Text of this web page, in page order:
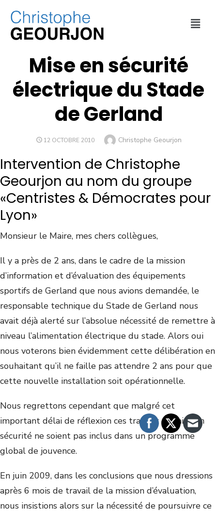
COLLECTIVITÉ CULTURE ET SPORT
URBANISME,
Mise en sécurité
électrique du Stade
de Gerland
12 OCTOBRE 2010 Christophe Geourjon
Intervention de Christophe
Geourjon au nom du groupe
«Centristes & Démocrates pour
Lyon»
Monsieur le Maire, mes chers collègues,
Il y a près de 2 ans, dans le cadre de la mission
d’information et d’évaluation des équipements
sportifs de Gerland que nous avions demandée, le
responsable technique du Stade de Gerland nous
avait déjà alerté sur l’absolue nécessité de remettre à
niveau l’alimentation électrique du stade. Alors oui
nous voterons bien évidemment cette délibération en
souhaitant qu’il ne faille pas attendre 2 ans pour que
cette nouvelle installation soit opérationnelle.
Nous regrettons cependant que malgré cet
important délai de réflexion ces travaux de mise en
sécurité ne soient pas inclus dans un programme
global de jouvence.
En juin 2009, dans les conclusions que nous dressions
après 6 mois de travail de la mission d’évaluation,
nous insistions alors sur la nécessité de poursuivre ce